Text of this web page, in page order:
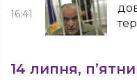
16:41
14 липня,